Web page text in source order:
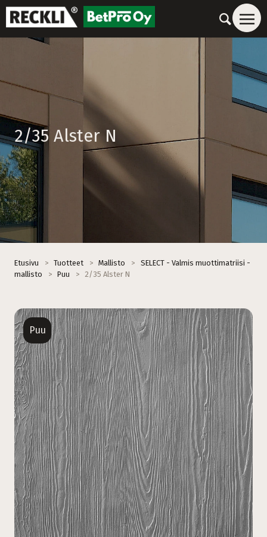
2/35 Alster N
Etusivu > Tuotteet > Mallisto >
SELECT - Valmis muottimatriisi -
mallisto
> Puu > 2/35 Alster N
Puu